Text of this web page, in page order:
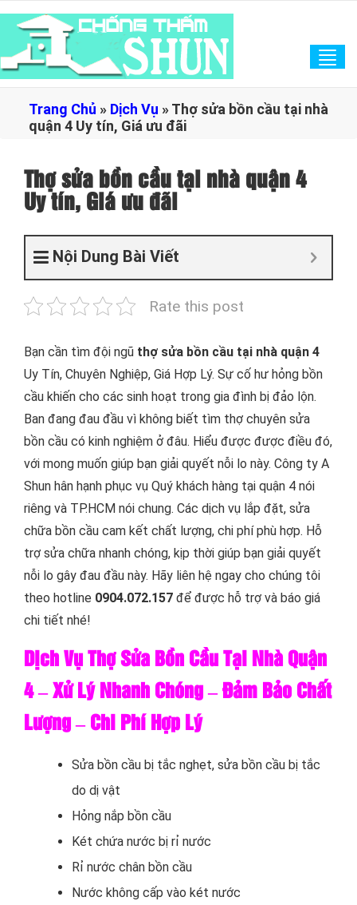
Trang Chủ » Dịch Vụ »Thợ sửa bồn cầu tại nhà
quận 4 Uy tín, Giá ưu đãi
Thợ sửa bồn cầu tại nhà quận 4
Uy tín, Giá ưu đãi
Nội Dung Bài Viết
Rate this post
Bạn cần tìm đội ngũ thợ sửa bồn cầu tại nhà quận 4
Uy Tín, Chuyên Nghiệp, Giá Hợp Lý. Sự cố hư hỏng bồn
cầu khiến cho các sinh hoạt trong gia đình bị đảo lộn.
Ban đang đau đầu vì không biết tìm thợ chuyên sửa
bồn cầu có kinh nghiệm ở đâu. Hiểu được được điều đó,
với mong muốn giúp bạn giải quyết nỗi lo này. Công ty A
Shun hân hạnh phục vụ Quý khách hàng tại quận 4 nói
riêng và TP.HCM nói chung. Các dịch vụ lắp đặt, sửa
chữa bồn cầu cam kết chất lượng, chi phí phù hợp. Hỗ
trợ sửa chữa nhanh chóng, kịp thời giúp bạn giải quyết
nỗi lo gây đau đầu này. Hãy liên hệ ngay cho chúng tôi
theo hotline 0904.072.157 để được hỗ trợ và báo giá
chi tiết nhé!
Dịch Vụ Thợ Sửa Bồn Cầu Tại Nhà Quận
4 – Xử Lý Nhanh Chóng – Đảm Bảo Chất
Lượng – Chi Phí Hợp Lý
Sửa bồn cầu bị tắc nghẹt, sửa bồn cầu bị tắc
do dị vật
Hỏng nắp bồn cầu
Két chứa nước bị rỉ nước
Rỉ nước chân bồn cầu
Nước không cấp vào két nước